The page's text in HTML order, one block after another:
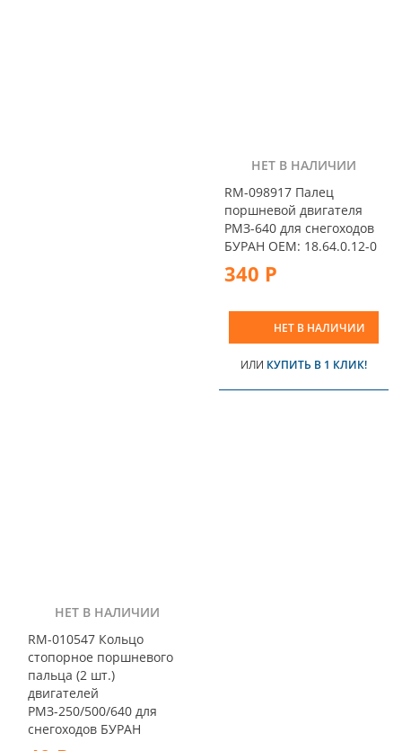
НЕТ В НАЛИЧИИ
RM-098917 Палец
поршневой двигателя
РМЗ-640 для снегоходов
БУРАН OEM: 18.64.0.12-0
340 Р
НЕТ В НАЛИЧИИ
ИЛИ КУПИТЬ В 1 КЛИК!
НЕТ В НАЛИЧИИ
RM-010547 Кольцо
стопорное поршневого
пальца (2 шт.)
двигателей
РМЗ-250/500/640 для
снегоходов БУРАН